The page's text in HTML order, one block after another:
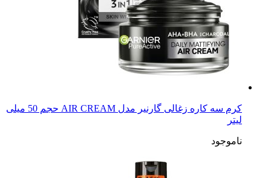
کرم سه کاره زغالی گارنیر مدل AIR CREAM حجم 50 میلی
لیتر
ناموجود